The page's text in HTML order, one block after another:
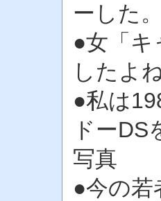
ーした。
●女「キ
したよ
●私は
ドー
写真
●今の若